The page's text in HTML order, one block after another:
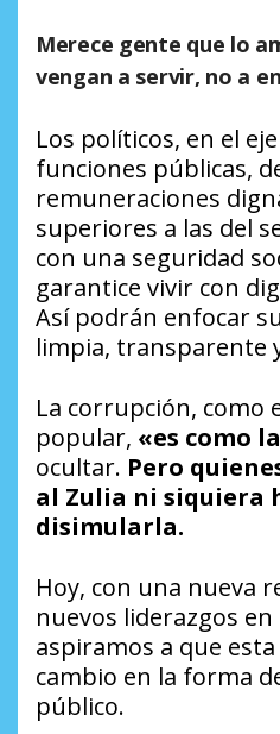
Merece gente que lo
vengan a servir, no a
Los políticos, en el
funciones públicas,
remuneraciones
superiores a las del
con una seguridad
garantice vivir con
Así podrán enfocar
limpia, transparente
La corrupción, como
popular, «es como
ocultar. Pero
al Zulia ni siquiera
disimularla.
Hoy, con una nueva
nuevos liderazgos en
aspiramos a que
cambio en la forma
público.